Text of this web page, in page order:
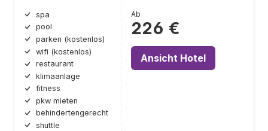
spa
pool
parken (kostenlos)
wifi (kostenlos)
restaurant
klimaanlage
fitness
pkw mieten
behindertengerecht
shuttle
Ab
226 €
Ansicht Hotel